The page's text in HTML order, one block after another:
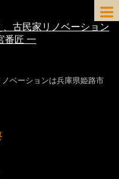
ベーションは兵庫県姫路市